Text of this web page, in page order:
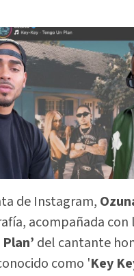
de Instagram,
acompañada con
del cantante
como 'Key